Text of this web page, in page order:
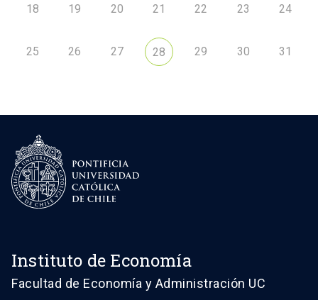
18 19 20 21 22 23 24
25 26 27 28 29 30 31
Instituto de Economía
Facultad de Economía y Administración UC